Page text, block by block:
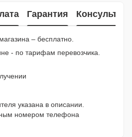
Гарантия
– бесплатно.
- по тарифам перевозчика.
указана в описании.
номером телефона